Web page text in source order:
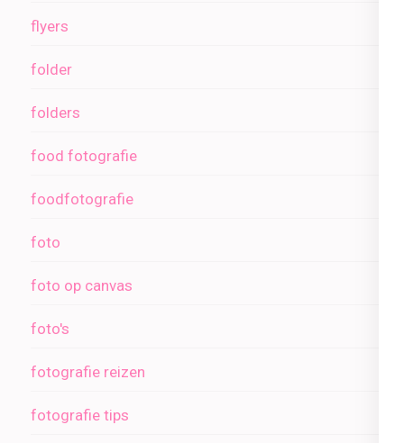
flyers
folder
folders
food fotografie
foodfotografie
foto
foto op canvas
foto's
fotografie reizen
fotografie tips